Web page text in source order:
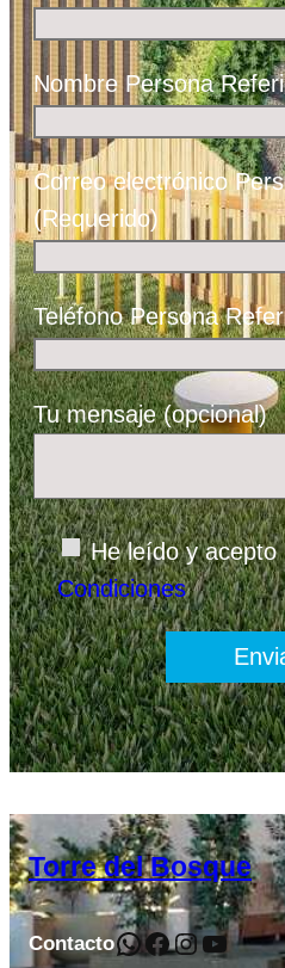
Nombre Persona
Correo electrónico
(Requerido)
Teléfono Persona
Tu mensaje (opcional)
He leído y
Condiciones
Torre del Bosque
Contacto